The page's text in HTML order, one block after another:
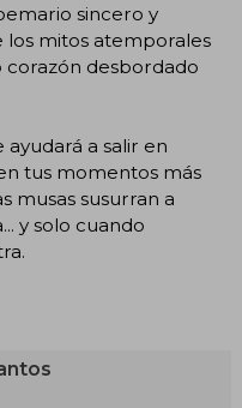
sincero y
los mitos atemporales
corazón desbordado
a salir en
tus momentos más
musas susurran a
y solo cuando